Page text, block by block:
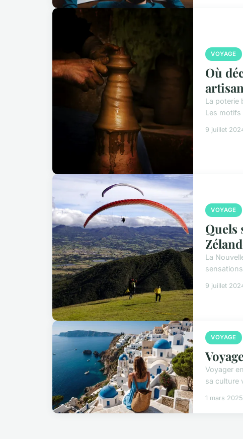
VOYAGE
Où
La poterie
Les
9 juillet
VOYAGE
Quels
La
9 juillet
VOYAGE
Voyager
sa culture
1 mars 2025